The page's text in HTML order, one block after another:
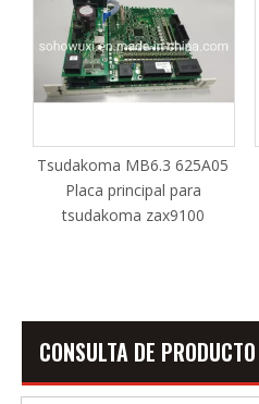
Tsudakoma MB6.3 625A05
Placa principal para
tsudakoma zax9100
CONSULTA DE PRODUCTO